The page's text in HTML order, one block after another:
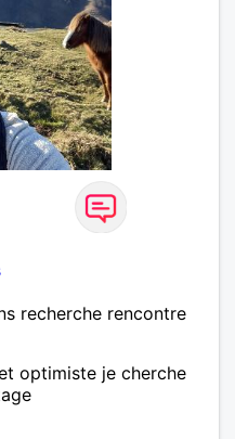
recherche rencontre
optimiste je cherche